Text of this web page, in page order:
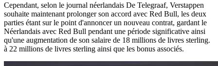
Cependant, selon le journal néerlandais De Telegraaf, Verstappen
souhaite maintenant prolonger son accord avec Red Bull, les deux
parties étant sur le point d'annoncer un nouveau contrat, gardant le
Néerlandais avec Red Bull pendant une période significative ainsi
qu'une augmentation de son salaire de 18 millions de livres sterling.
à 22 millions de livres sterling ainsi que les bonus associés.